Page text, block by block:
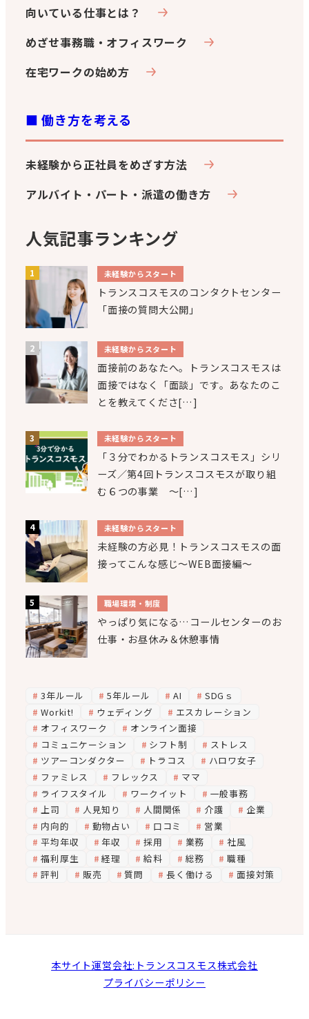
向いている仕事とは？
めざせ事務職・オフィスワーク
在宅ワークの始め方
■ 働き方を考える
未経験から正社員をめざす方法
アルバイト・パート・派遣の働き方
人気記事ランキング
未経験からスタート
トランスコスモスのコンタクトセンター
「面接の質問大公開」
未経験からスタート
面接前のあなたへ。トランスコスモスは
面接ではなく「面談」です。あなたのこ
とを教えてくださ[…]
未経験からスタート
「３分でわかるトランスコスモス」シリ
ーズ／第4回トランスコスモスが取り組
む６つの事業 ～[…]
未経験からスタート
未経験の方必見！トランスコスモスの面
接ってこんな感じ～WEB面接編～
職場環境・制度
やっぱり気になる…コールセンターのお
仕事・お昼休み＆休憩事情
3年ルール 5年ルール AI
SDGｓ
Workit!
ウェディング
エスカレーション
オフィスワーク
オンライン面接
コミュニケーション
シフト制
ストレス
ツアーコンダクター
トラコス
ハロワ女子
ファミレス
フレックス
ママ
ライフスタイル
ワークイット
一般事務
上司
人見知り 人間関係 介護
企業
内向的
動物占い 口コミ
営業
平均年収
年収 採用 業務
社風
福利厚生
経理 給料 総務
職種
評判
販売 質問 長く働ける 面接対策
本サイト運営会社:トランスコスモス株式会社
プライバシーポリシー